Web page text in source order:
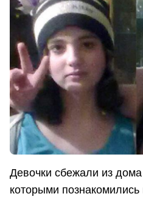
Девочки сбежали из
которыми познакомились